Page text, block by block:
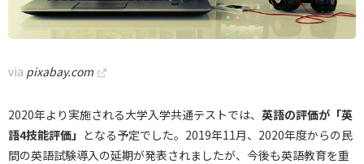
via pixabay.com
2020年より実施される大学入学共通テストでは、 英語の評価が「英
語4技能評価」 となる予定でした。2019年11月、2020年度からの民
間の英語試験導入の延期が発表されましたが、今後も英語教育を重